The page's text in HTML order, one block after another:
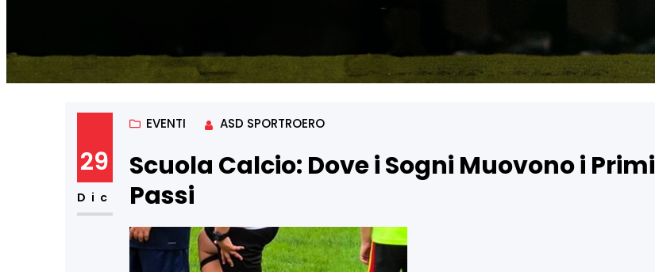
29
Dic
EVENTI ASD SPORTROERO
Scuola Calcio: Dove i Sogni Muovono i Primi
Passi